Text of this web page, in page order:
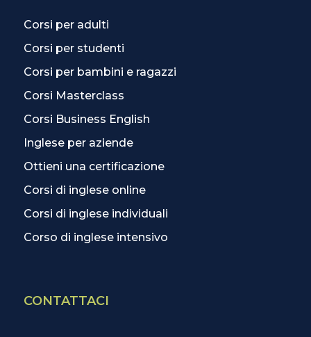
Corsi per adulti
Corsi per studenti
Corsi per bambini e ragazzi
Corsi Masterclass
Corsi Business English
Inglese per aziende
Ottieni una certificazione
Corsi di inglese online
Corsi di inglese individuali
Corso di inglese intensivo
CONTATTACI